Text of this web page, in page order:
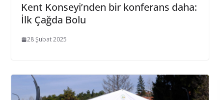
Kent Konseyi’nden bir konferans daha:
İlk Çağda Bolu
28 Şubat 2025